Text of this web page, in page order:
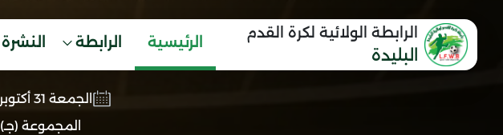
الرابطة الولائية لكرة القدم
البليدة
الرئيسية الرابطة
الجمعة 31 أكتوبر 2025
المجموعة (جـ)